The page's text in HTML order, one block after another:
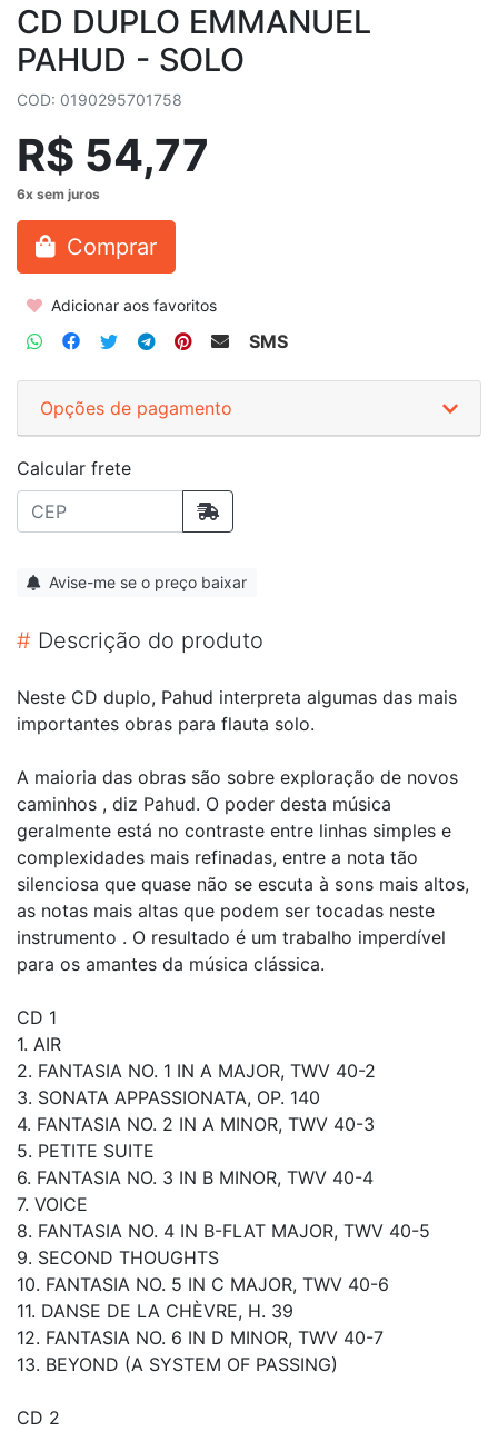
CD DUPLO EMMANUEL
PAHUD - SOLO
COD: 0190295701758
R$ 54,77
Comprar
Adicionar aos favoritos
SMS
Opções de pagamento
Calcular frete
Avise-me se o preço baixar
# Descrição do produto
Neste CD duplo, Pahud interpreta algumas das mais
importantes obras para flauta solo.
A maioria das obras são sobre exploração de novos
caminhos , diz Pahud. O poder desta música
geralmente está no contraste entre linhas simples e
complexidades mais refinadas, entre a nota tão
silenciosa que quase não se escuta à sons mais altos,
as notas mais altas que podem ser tocadas neste
instrumento . O resultado é um trabalho imperdível
para os amantes da música clássica.
CD 1
1. AIR
2. FANTASIA NO. 1 IN A MAJOR, TWV 40-2
3. SONATA APPASSIONATA, OP. 140
4. FANTASIA NO. 2 IN A MINOR, TWV 40-3
5. PETITE SUITE
6. FANTASIA NO. 3 IN B MINOR, TWV 40-4
7. VOICE
8. FANTASIA NO. 4 IN B-FLAT MAJOR, TWV 40-5
9. SECOND THOUGHTS
10. FANTASIA NO. 5 IN C MAJOR, TWV 40-6
11. DANSE DE LA CHÈVRE, H. 39
12. FANTASIA NO. 6 IN D MINOR, TWV 40-7
13. BEYOND (A SYSTEM OF PASSING)
CD 2